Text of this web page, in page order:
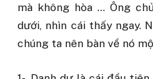
mà không hòa … Ông
dưới, nhìn cái thấy ngay.
chúng ta nên bàn về nó